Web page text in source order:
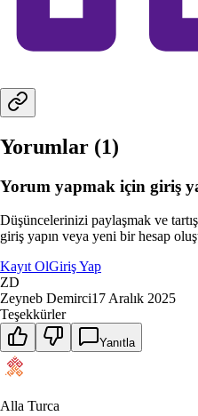
Yorumlar (1)
Yorum yapmak için giriş
Düşüncelerinizi paylaşmak ve
giriş yapın veya yeni bir hesap
Kayıt OlGiriş Yap
ZD
Zeyneb Demirci17 Aralık 2025
Teşekkürler
Yanıtla
Alla Turca